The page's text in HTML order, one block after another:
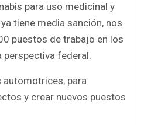
para uso medicinal y
tiene media sanción, nos
puestos de trabajo en los
perspectiva federal.
automotrices, para
y crear nuevos puestos